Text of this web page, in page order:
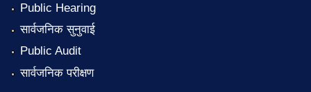
Public Hearing
सार्वजनिक सुनुवाई
Public Audit
सार्वजनिक परीक्षण